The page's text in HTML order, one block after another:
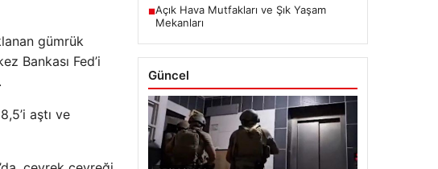
gümrük
Bankası Fed’i
aştı ve
■Açık Hava Mutfakları ve Şık Yaşam
Mekanları
Güncel